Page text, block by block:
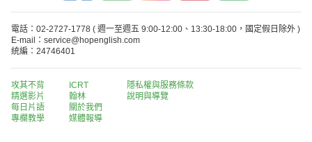
電話：02-2727-1778 ( 週一至週五 9:00-12:00、13:30-18:00，國定假日除外 )
E-mail：service@hopenglish.com
統編：24746401
攻其不背
精選影片
每日片語
專欄教學
ICRT
翰林
關於我們
媒體報導
隱私權與服務條款
說明與導覽